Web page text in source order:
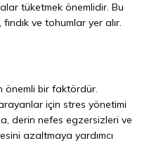
tüketmek önemlidir. Bu
ve tohumlar yer alır.
önemli bir faktördür.
için stres yönetimi
derin nefes egzersizleri ve
azaltmaya yardımcı